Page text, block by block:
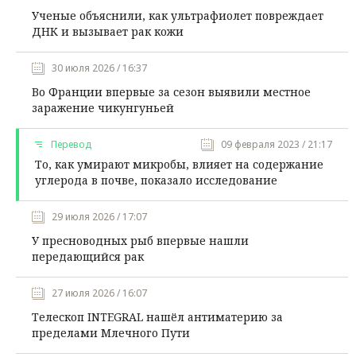
Ученые объяснили, как ультрафиолет повреждает
ДНК и вызывает рак кожи
30 июля 2026 / 16:37
Во Франции впервые за сезон выявили местное
заражение чикунгуньей
Перевод 09 февраля 2023 / 21:17
То, как умирают микробы, влияет на содержание
углерода в почве, показало исследование
29 июля 2026 / 17:07
У пресноводных рыб впервые нашли
передающийся рак
27 июля 2026 / 16:07
Телескоп INTEGRAL нашёл антиматерию за
пределами Млечного Пути